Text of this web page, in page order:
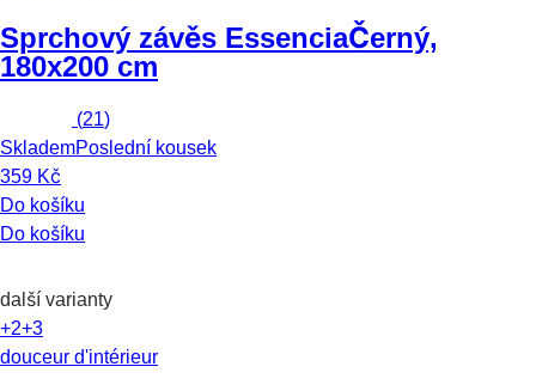
Sprchový závěs EssenciaČerný,
180x200 cm
(21)
SklademPoslední kousek
359 Kč
Do košíku
Do košíku
další varianty
+2+3
douceur d'intérieur